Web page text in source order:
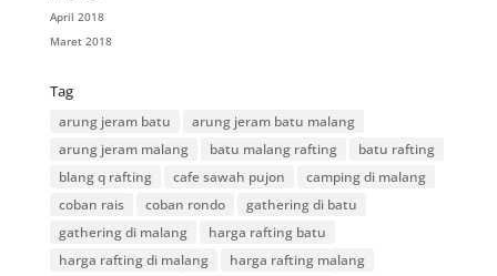
April 2018
Maret 2018
Tag
arung jeram batu
arung jeram batu malang
arung jeram malang
batu malang rafting
batu rafting
blang q rafting
cafe sawah pujon
camping di malang
coban rais
coban rondo
gathering di batu
gathering di malang
harga rafting batu
harga rafting di malang
harga rafting malang